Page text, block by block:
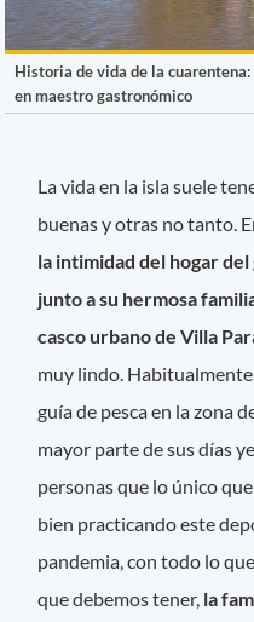
Historia de vida de la
en maestro gastronómico
La vida en la isla suele
buenas y otras no tanto.
la intimidad del hogar
junto a su hermosa
casco urbano de Villa
muy lindo.
guía de pesca en la zona
mayor parte de sus días
personas que lo único
bien practicando este
pandemia, con todo lo
que debemos tener, la